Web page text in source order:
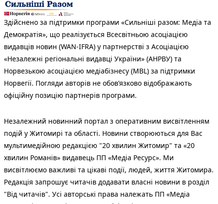
Здійснено за підтримки програми «Сильніші разом: Медіа та
Демократія», що реалізується Всесвітньою асоціацією
видавців новин (WAN-IFRA) у партнерстві з Асоціацією
«Незалежні регіональні видавці України» (АНРВУ) та
Норвезькою асоціацією медіабізнесу (MBL) за підтримки
Норвегії. Погляди авторів не обов’язково відображають
офіційну позицію партнерів програми.
Незалежний новинний портал з оперативним висвітленням
подій у Житомирі та області. Новини створюються для Вас
мультимедійною редакцією "20 хвилин Житомир" та «20
хвилин Романів» видавець ПП «Медіа Ресурс». Ми
висвітлюємо важливі та цікаві події, людей, життя Житомира.
Редакція запрошує читачів додавати власні новини в розділ
"Від читачів". Усі авторські права належать ПП «Медіа